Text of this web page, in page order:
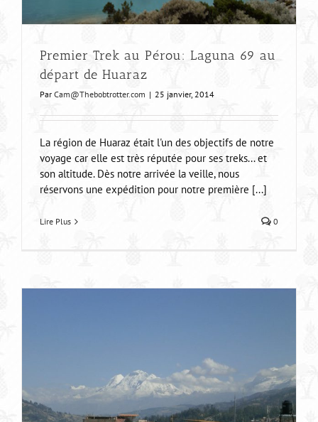
Premier Trek au Pérou: Laguna 69 au
départ de Huaraz
Par Cam@Thebobtrotter.com | 25 janvier, 2014
La région de Huaraz était l'un des objectifs de notre
voyage car elle est très réputée pour ses treks... et
son altitude. Dès notre arrivée la veille, nous
réservons une expédition pour notre première [...]
Lire Plus 0